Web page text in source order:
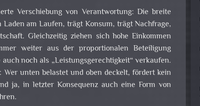
Verschiebung von Verantwortung: Die breite
am Laufen, trägt Konsum, trägt Nachfrage,
Gleichzeitig ziehen sich hohe Einkommen
weiter aus der proportionalen Beteiligung
noch als „Leistungsgerechtigkeit“ verkaufen.
unten belastet und oben deckelt, fördert kein
ja, in letzter Konsequenz auch eine Form von